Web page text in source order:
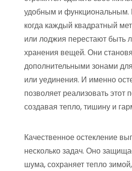
удобным и функциональным.
когда каждый квадратный
или лоджия перестают быть
хранения вещей. Они
дополнительными зонами
или уединения. И именно
позволяет реализовать этот
создавая тепло, тишину и
Качественное остекление
несколько задач. Оно
шума, сохраняет тепло